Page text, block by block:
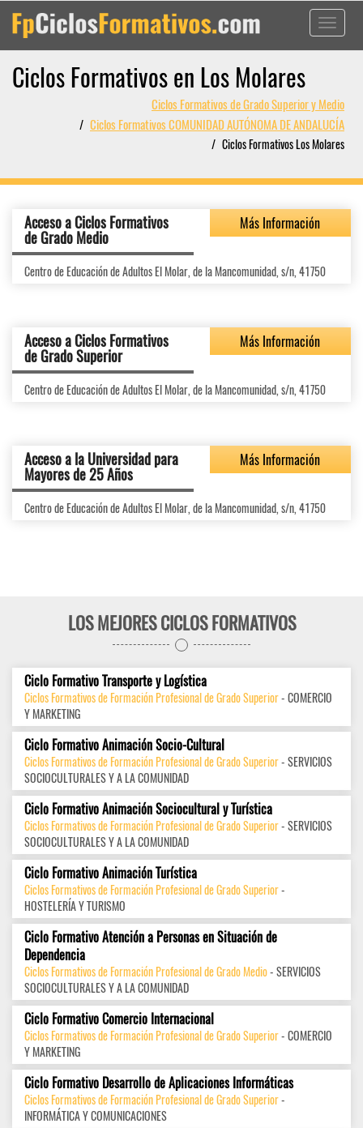
Toggle
Ciclos Formativos en Los Molares
Ciclos Formativos de Grado Superior y Medio
Ciclos Formativos COMUNIDAD AUTÓNOMA DE ANDALUCÍA
Ciclos Formativos Los Molares
Acceso a Ciclos Formativos
de Grado Medio
Más Información
Centro de Educación de Adultos El Molar, de la Mancomunidad, s/n, 41750
Acceso a Ciclos Formativos
de Grado Superior
Más Información
Centro de Educación de Adultos El Molar, de la Mancomunidad, s/n, 41750
Acceso a la Universidad para
Mayores de 25 Años
Más Información
Centro de Educación de Adultos El Molar, de la Mancomunidad, s/n, 41750
LOS MEJORES CICLOS FORMATIVOS
Ciclo Formativo Transporte y Logística
Ciclos Formativos de Formación Profesional de Grado Superior- COMERCIO
Y MARKETING
Ciclo Formativo Animación Socio-Cultural
Ciclos Formativos de Formación Profesional de Grado Superior- SERVICIOS
SOCIOCULTURALES Y A LA COMUNIDAD
Ciclo Formativo Animación Sociocultural y Turística
Ciclos Formativos de Formación Profesional de Grado Superior- SERVICIOS
SOCIOCULTURALES Y A LA COMUNIDAD
Ciclo Formativo Animación Turística
Ciclos Formativos de Formación Profesional de Grado Superior-
HOSTELERÍA Y TURISMO
Ciclo Formativo Atención a Personas en Situación de
Dependencia
Ciclos Formativos de Formación Profesional de Grado Medio- SERVICIOS
SOCIOCULTURALES Y A LA COMUNIDAD
Ciclo Formativo Comercio Internacional
Ciclos Formativos de Formación Profesional de Grado Superior- COMERCIO
Y MARKETING
Ciclo Formativo Desarrollo de Aplicaciones Informáticas
Ciclos Formativos de Formación Profesional de Grado Superior-
INFORMÁTICA Y COMUNICACIONES